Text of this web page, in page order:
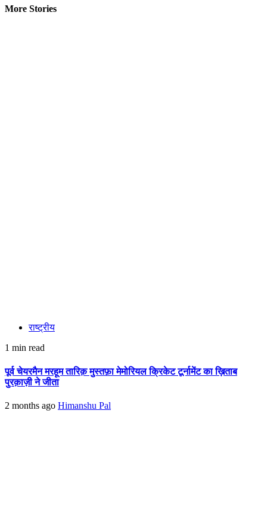
More Stories
राष्ट्रीय
1 min read
पूर्व चेयरमैन मरहूम तारिक़ मुस्तफ़ा मेमोरियल क्रिकेट टूर्नामेंट का ख़िताब
पुरक़ाज़ी ने जीता
2 months ago Himanshu Pal